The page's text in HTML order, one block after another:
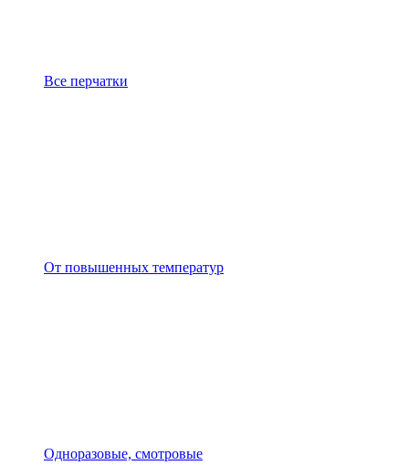
Все перчатки
От повышенных температур
Одноразовые, смотровые